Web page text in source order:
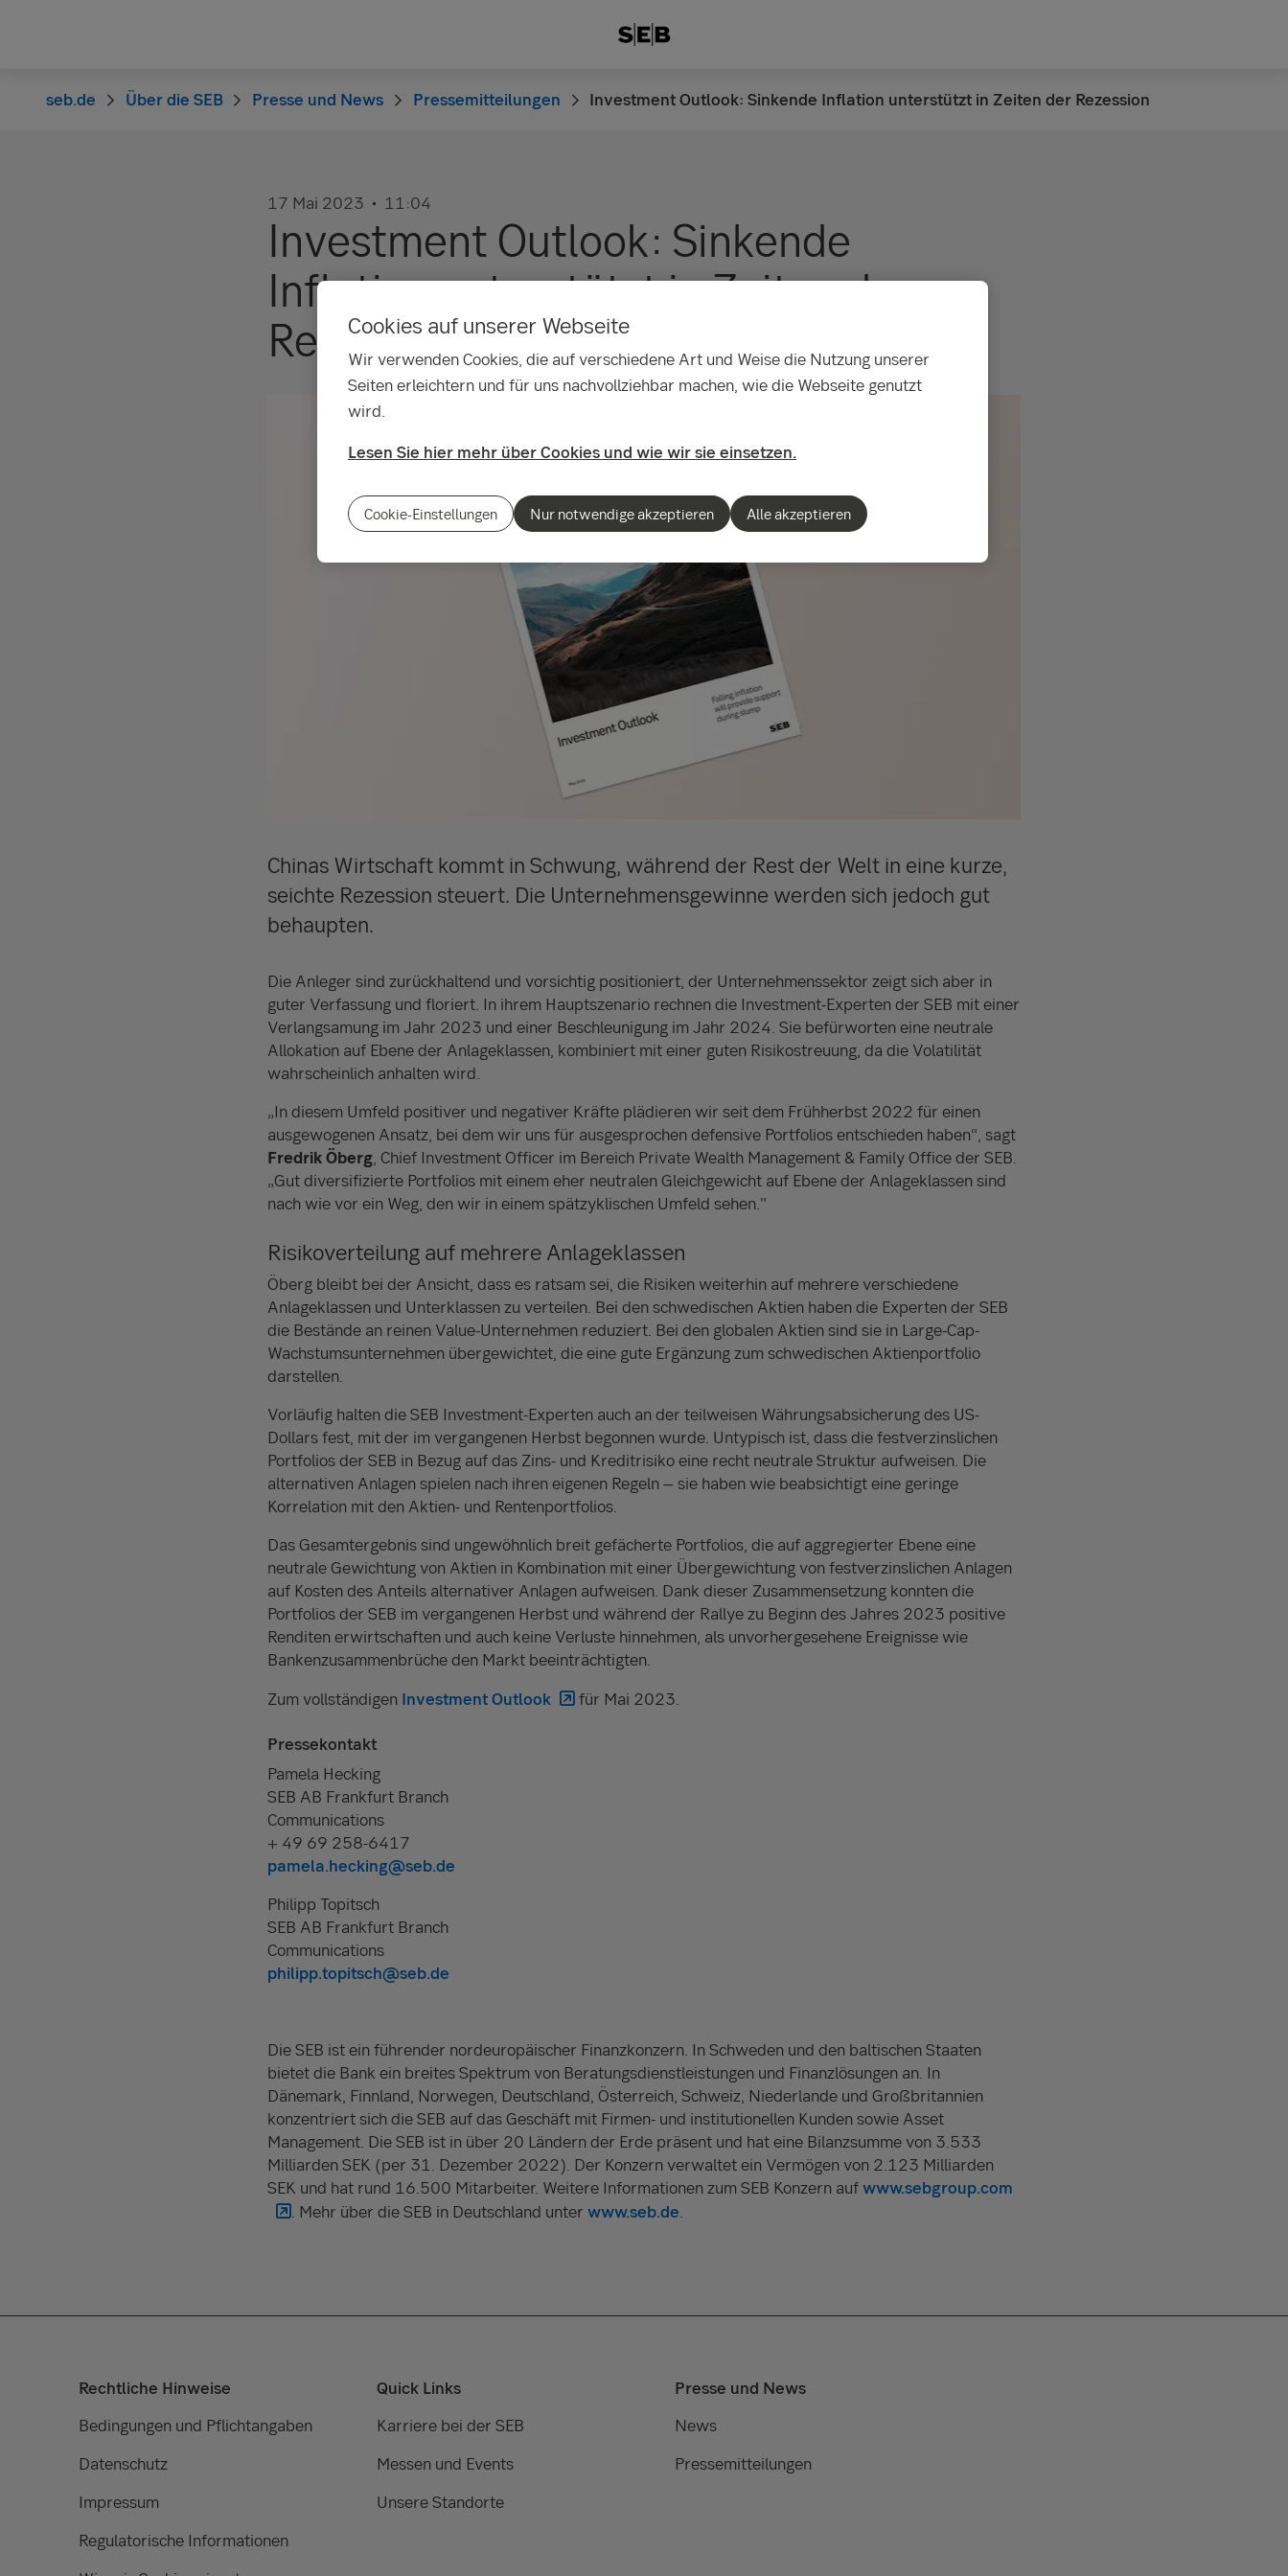
seb.de Über die SEB Presse und News Pressemitteilungen Investment Outlook: Sinkende Inflation unterstützt in Zeiten der Rezession
17 Mai 2023 11:04
Investment Outlook: Sinkende
Inflation unterstützt in Zeiten der
Rezession
Chinas Wirtschaft kommt in Schwung, während der Rest der Welt in eine kurze,
seichte Rezession steuert. Die Unternehmensgewinne werden sich jedoch gut
behaupten.
Die Anleger sind zurückhaltend und vorsichtig positioniert, der Unternehmenssektor zeigt sich aber in
guter Verfassung und floriert. In ihrem Hauptszenario rechnen die Investment-Experten der SEB mit einer
Verlangsamung im Jahr 2023 und einer Beschleunigung im Jahr 2024. Sie befürworten eine neutrale
Allokation auf Ebene der Anlageklassen, kombiniert mit einer guten Risikostreuung, da die Volatilität
wahrscheinlich anhalten wird.
„In diesem Umfeld positiver und negativer Kräfte plädieren wir seit dem Frühherbst 2022 für einen
ausgewogenen Ansatz, bei dem wir uns für ausgesprochen defensive Portfolios entschieden haben“, sagt
Fredrik Öberg, Chief Investment Officer im Bereich Private Wealth Management & Family Office der SEB.
„Gut diversifizierte Portfolios mit einem eher neutralen Gleichgewicht auf Ebene der Anlageklassen sind
nach wie vor ein Weg, den wir in einem spätzyklischen Umfeld sehen."
Risikoverteilung auf mehrere Anlageklassen
Öberg bleibt bei der Ansicht, dass es ratsam sei, die Risiken weiterhin auf mehrere verschiedene
Anlageklassen und Unterklassen zu verteilen. Bei den schwedischen Aktien haben die Experten der SEB
die Bestände an reinen Value-Unternehmen reduziert. Bei den globalen Aktien sind sie in Large-Cap-
Wachstumsunternehmen übergewichtet, die eine gute Ergänzung zum schwedischen Aktienportfolio
darstellen.
Vorläufig halten die SEB Investment-Experten auch an der teilweisen Währungsabsicherung des US-
Dollars fest, mit der im vergangenen Herbst begonnen wurde. Untypisch ist, dass die festverzinslichen
Portfolios der SEB in Bezug auf das Zins- und Kreditrisiko eine recht neutrale Struktur aufweisen. Die
alternativen Anlagen spielen nach ihren eigenen Regeln – sie haben wie beabsichtigt eine geringe
Korrelation mit den Aktien- und Rentenportfolios.
Das Gesamtergebnis sind ungewöhnlich breit gefächerte Portfolios, die auf aggregierter Ebene eine
neutrale Gewichtung von Aktien in Kombination mit einer Übergewichtung von festverzinslichen Anlagen
auf Kosten des Anteils alternativer Anlagen aufweisen. Dank dieser Zusammensetzung konnten die
Portfolios der SEB im vergangenen Herbst und während der Rallye zu Beginn des Jahres 2023 positive
Renditen erwirtschaften und auch keine Verluste hinnehmen, als unvorhergesehene Ereignisse wie
Bankenzusammenbrüche den Markt beeinträchtigten.
Zum vollständigen Investment Outlook für Mai 2023.
Pressekontakt
Pamela Hecking
SEB AB Frankfurt Branch
Communications
+ 49 69 258-6417
pamela.hecking@seb.de
Philipp Topitsch
SEB AB Frankfurt Branch
Communications
philipp.topitsch@seb.de
Die SEB ist ein führender nordeuropäischer Finanzkonzern. In Schweden und den baltischen Staaten
bietet die Bank ein breites Spektrum von Beratungsdienstleistungen und Finanzlösungen an. In
Dänemark, Finnland, Norwegen, Deutschland, Österreich, Schweiz, Niederlande und Großbritannien
konzentriert sich die SEB auf das Geschäft mit Firmen- und institutionellen Kunden sowie Asset
Management. Die SEB ist in über 20 Ländern der Erde präsent und hat eine Bilanzsumme von 3.533
Milliarden SEK (per 31. Dezember 2022). Der Konzern verwaltet ein Vermögen von 2.123 Milliarden
SEK und hat rund 16.500 Mitarbeiter. Weitere Informationen zum SEB Konzern aufwww.sebgroup.com
. Mehr über die SEB in Deutschland unter www.seb.de.
Rechtliche Hinweise
Bedingungen und Pflichtangaben
Datenschutz
Impressum
Regulatorische Informationen
Quick Links
Karriere bei der SEB
Messen und Events
Unsere Standorte
Presse und News
News
Pressemitteilungen
Cookies auf unserer Webseite
Wir verwenden Cookies, die auf verschiedene Art und Weise die Nutzung unserer
Seiten erleichtern und für uns nachvollziehbar machen, wie die Webseite genutzt
wird.
Lesen Sie hier mehr über Cookies und wie wir sie einsetzen.
Cookie-Einstellungen Nur notwendige akzeptieren Alle akzeptieren